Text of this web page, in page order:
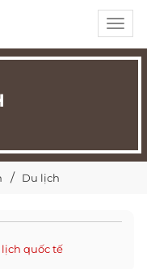
Du lịch
lịch quốc tế